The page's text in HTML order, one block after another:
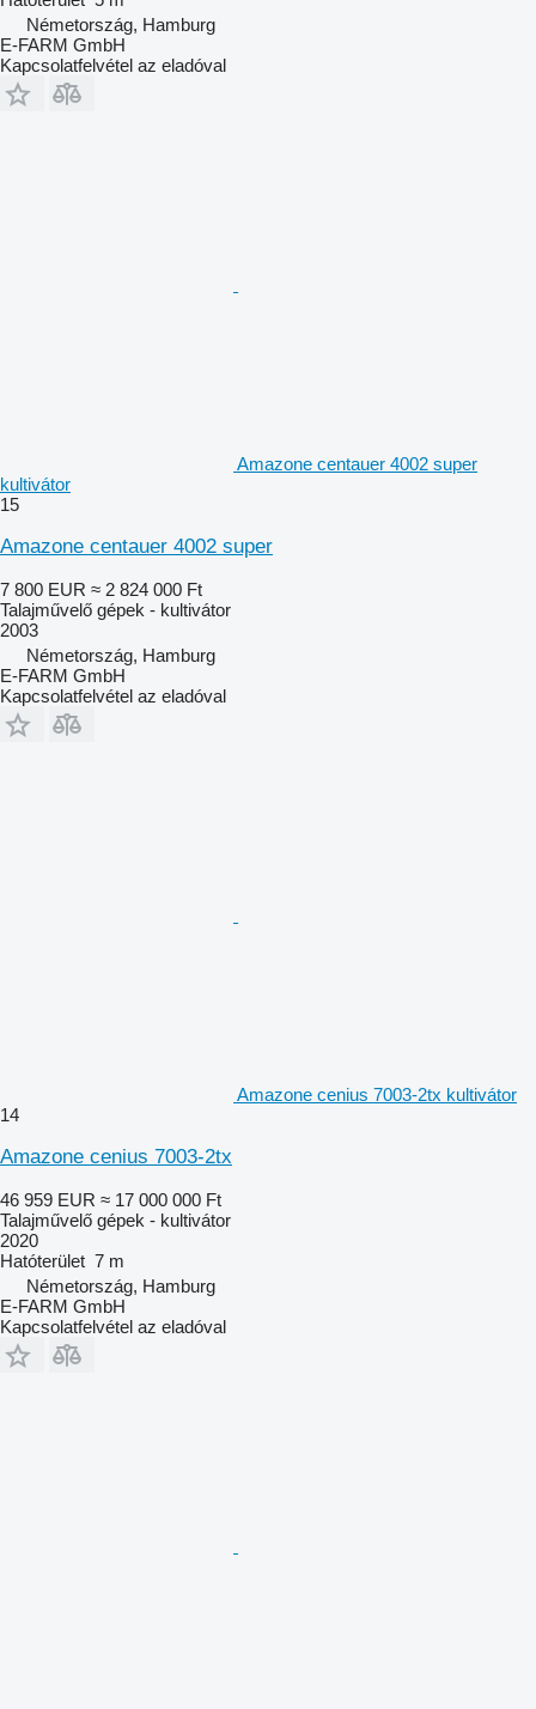
Németország, Hamburg
E-FARM GmbH
Kapcsolatfelvétel az eladóval
Amazone centauer 4002 super
kultivátor
15
Amazone centauer 4002 super
7 800 EUR ≈ 2 824 000 Ft
Talajművelő gépek - kultivátor
2003
Németország, Hamburg
E-FARM GmbH
Kapcsolatfelvétel az eladóval
Amazone cenius 7003-2tx kultivátor
14
Amazone cenius 7003-2tx
46 959 EUR ≈ 17 000 000 Ft
Talajművelő gépek - kultivátor
2020
Hatóterület 7 m
Németország, Hamburg
E-FARM GmbH
Kapcsolatfelvétel az eladóval